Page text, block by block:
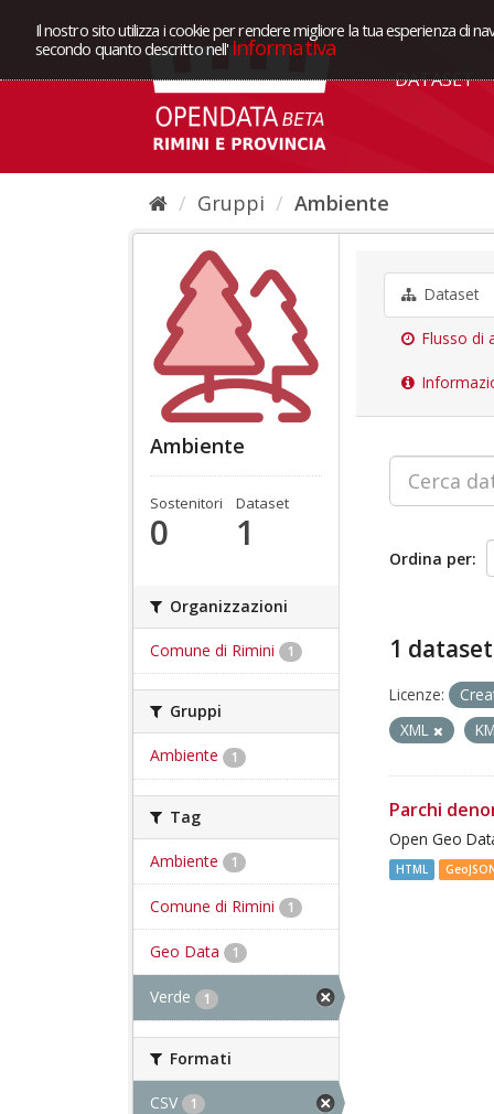
Il nostro sito utilizza i cookie per rendere migliore la tua esperienza di
secondo quanto descritto nell' Informativa
DATASET
Gruppi Ambiente
Ambiente
Sostenitori
0
Dataset
1
Organizzazioni
Comune di Rimini 1
Gruppi
Ambiente 1
Tag
Ambiente 1
Comune di Rimini 1
Geo Data 1
Verde 1
Formati
CSV 1
Dataset
Flusso di
Ordina per
1
Licenze:
XML
Parchi
Open Geo
HTML